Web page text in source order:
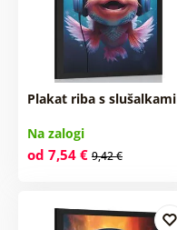
Plakat riba s slušalkami
Na zalogi
od 7,54 € 9,42 €